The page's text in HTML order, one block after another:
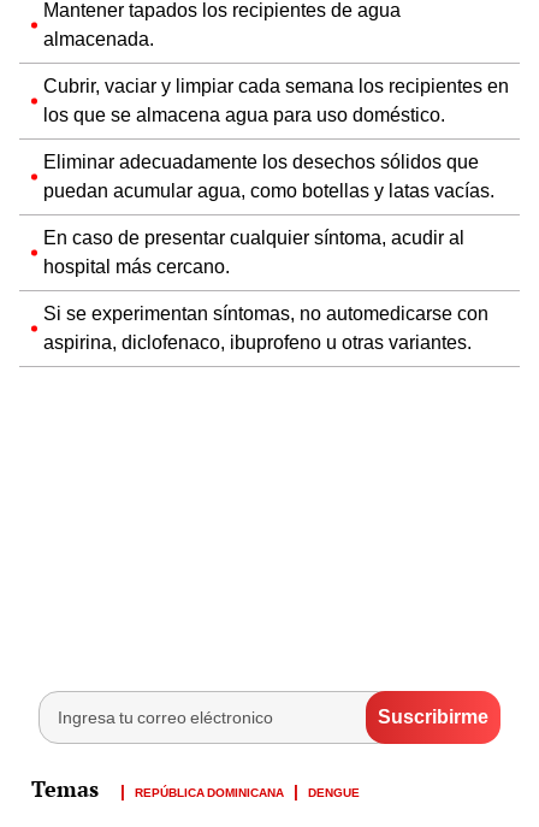
Mantener tapados los recipientes de agua
almacenada.
Cubrir, vaciar y limpiar cada semana los recipientes en
los que se almacena agua para uso doméstico.
Eliminar adecuadamente los desechos sólidos que
puedan acumular agua, como botellas y latas vacías.
En caso de presentar cualquier síntoma, acudir al
hospital más cercano.
Si se experimentan síntomas, no automedicarse con
aspirina, diclofenaco, ibuprofeno u otras variantes.
REPÚBLICA DOMINICANA DENGUE